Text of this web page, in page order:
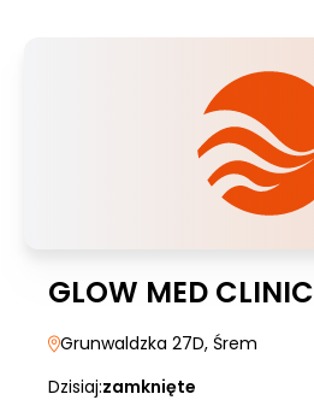
GLOW MED CLINIC
Grunwaldzka 27D, Śrem
Dzisiaj:zamknięte